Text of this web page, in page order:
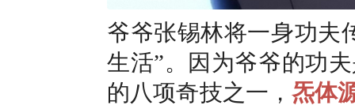
爷爷张锡林将一身功夫
生活”。因为爷爷的功
的八项奇技之一，炁体